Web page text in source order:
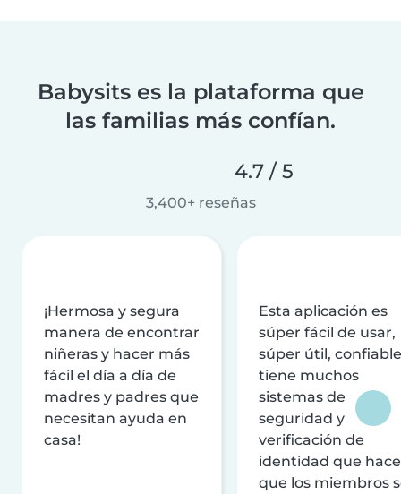
Babysits es la plataforma que
las familias más confían.
4.7 / 5
3,400+ reseñas
¡Hermosa y segura
manera de encontrar
niñeras y hacer más
fácil el día a día de
madres y padres que
necesitan ayuda en
casa!
Esta aplicación es
súper fácil de usar,
súper útil,
tiene muchos
sistemas de
seguridad y
verificación de
identidad que
que los miembros